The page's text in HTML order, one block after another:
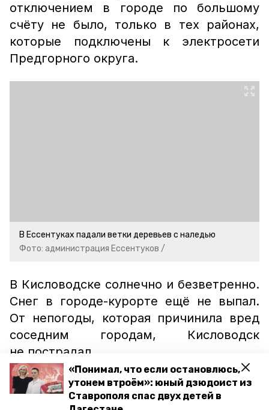
«Понимал, что если остановлюсь,
утонем втроём»: юный дзюдоист из
Ставрополя спас двух детей в
отключением в городе по большому
счёту не было, только в тех районах,
которые подключены к электросети
Предгорного округа.
В Ессентуках падали ветки деревьев с наледью
Фото: администрация Ессентуков /
В Кисловодске солнечно и безветренно.
Снег в городе-курорте ещё не выпал.
От непогоды, которая причинила вред
соседним городам, Кисловодск
не пострадал.
Читайте также: